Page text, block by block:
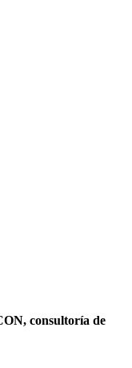
consultoría de